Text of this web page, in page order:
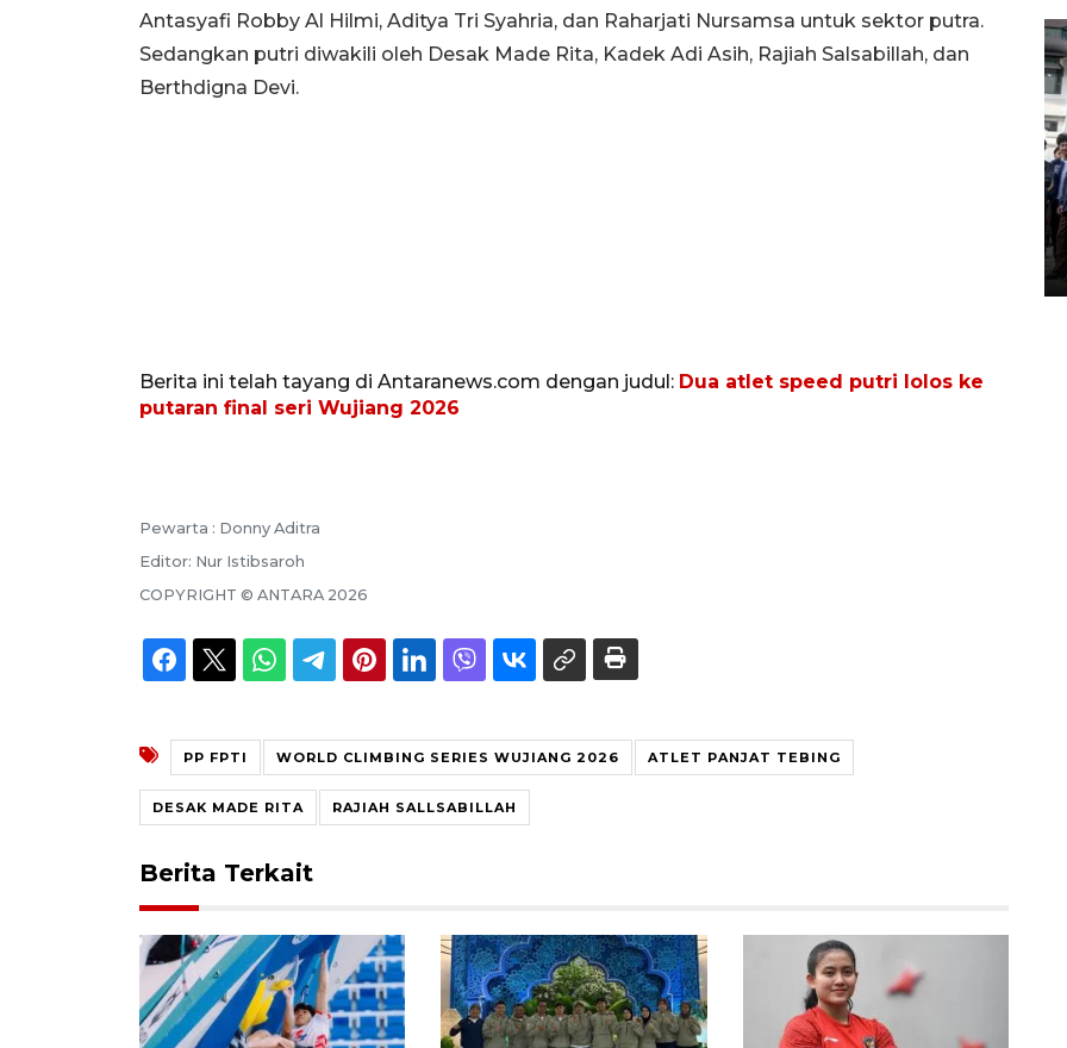
Antasyafi Robby Al Hilmi, Aditya Tri Syahria, dan Raharjati Nursamsa untuk sektor putra.
Sedangkan putri diwakili oleh Desak Made Rita, Kadek Adi Asih, Rajiah Salsabillah, dan
Berthdigna Devi.
Berita ini telah tayang di Antaranews.com dengan judul: Dua atlet speed putri lolos ke
putaran final seri Wujiang 2026
Pewarta : Donny Aditra
Editor: Nur Istibsaroh
COPYRIGHT © ANTARA 2026
PP FPTI WORLD CLIMBING SERIES WUJIANG 2026 ATLET PANJAT TEBING
DESAK MADE RITA RAJIAH SALLSABILLAH
Berita Terkait